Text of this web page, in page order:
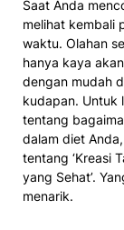
Saat Anda
melihat kembali
waktu. Olahan
hanya kaya
dengan mudah
kudapan. Untuk
tentang
dalam diet
tentang ‘Kreasi
yang Sehat’.
menarik.